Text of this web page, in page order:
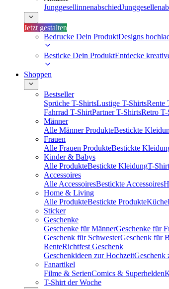
Junggesellinnenabschied
Jetzt gestalten
Bedrucke Dein ProduktDesigns
Besticke Dein ProduktEntdecke
Shoppen
Bestseller
Sprüche T-ShirtsLustige T-ShirtsRente
Fahrrad T-ShirtPartner T-ShirtsRetro T-
Männer
Alle Männer ProdukteBestickte
Frauen
Alle Frauen ProdukteBestickte
Kinder & Babys
Alle ProdukteBestickte KleidungT-
Accessoires
Alle AccessoiresBestickte Accessoires
Home & Living
Alle ProdukteBestickte ProdukteKüche
Sticker
Geschenke
Geschenke für MännerGeschenke für
Geschenk für SchwesterGeschenk für
RenteRichtfest Geschenk
Geschenkideen zur HochzeitGeschenk
Fanartikel
Filme & SerienComics & Superhelden
T-Shirt der Woche